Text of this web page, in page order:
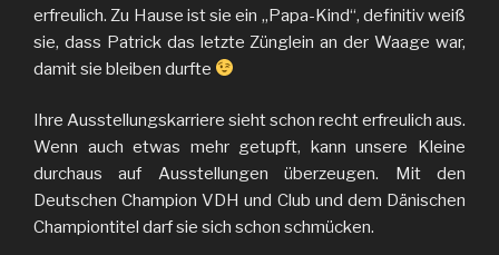
erfreulich. Zu Hause ist sie ein „Papa-Kind“, definitiv weiß
sie, dass Patrick das letzte Zünglein an der Waage war,
damit sie bleiben durfte
Ihre Ausstellungskarriere sieht schon recht erfreulich aus.
Wenn auch etwas mehr getupft, kann unsere Kleine
durchaus auf Ausstellungen überzeugen. Mit den
Deutschen Champion VDH und Club und dem Dänischen
Championtitel darf sie sich schon schmücken.